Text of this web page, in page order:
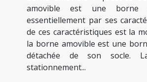
amovible est une borne
essentiellement par ses
de ces caractéristiques est la
la borne amovible est une
détachée de son socle.
stationnement...